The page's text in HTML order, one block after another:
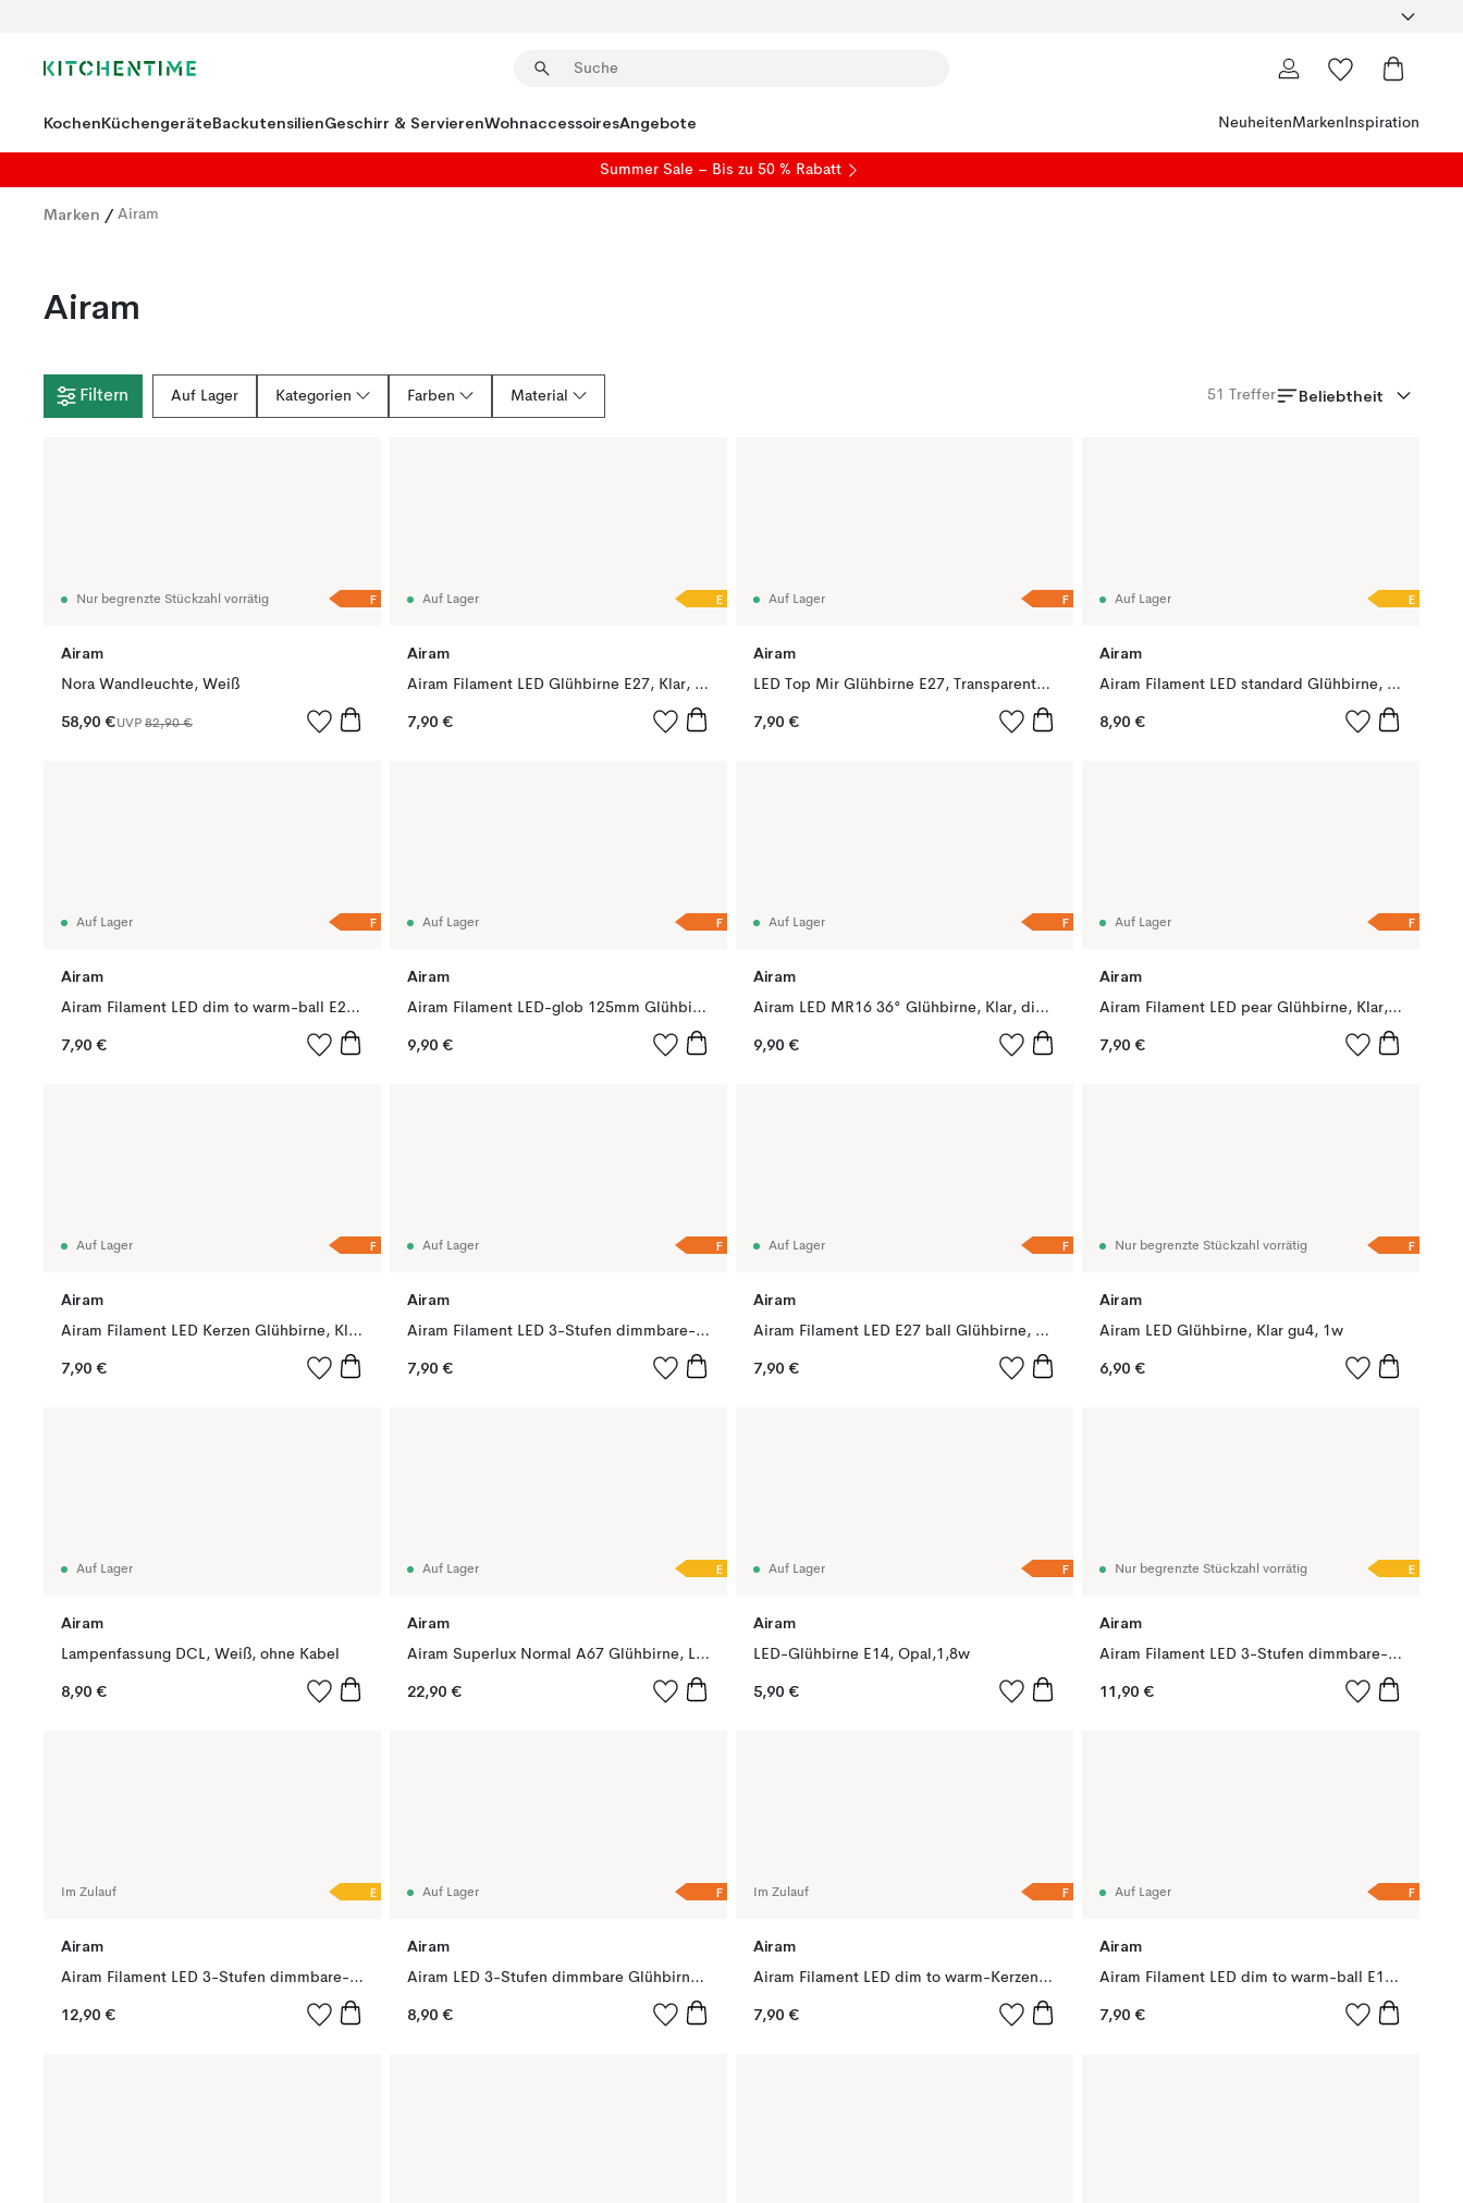
KochenKüchengeräteBackutensilienGeschirr & ServierenWohnaccessoiresAngebote NeuheitenMarken Inspiration
Summer Sale – Bis zu 50 % Rabatt
Marken / Airam
Airam
Filtern Auf Lager Kategorien Farben Material 51 Treffer Beliebtheit
F
Nur begrenzte Stückzahl vorrätig
Airam
Nora Wandleuchte, Weiß
58,90 €UVP 82,90 €
E
Auf Lager
Airam
Airam Filament LED Glühbirne E27, Klar, dimmbar, 2700K 806lm 7W
7,90 €
F
Auf Lager
Airam
LED Top Mir Glühbirne E27, Transparent/silber, 2700K 680lme 7W
7,90 €
E
Auf Lager
Airam
Airam Filament LED standard Glühbirne, Klar, mit Speicher e27, 7w
8,90 €
F
Auf Lager
Airam
Airam Filament LED dim to warm-ball E27 Glühbirne, Opal, p45 e27, 5w
7,90 €
F
Auf Lager
Airam
Airam Filament LED-glob 125mm Glühbirne, Klar, dimmbar e27, 4w
9,90 €
F
Auf Lager
Airam
Airam LED MR16 36° Glühbirne, Klar, dimmbar gu5.3, 5w
9,90 €
F
Auf Lager
Airam
Airam Filament LED pear Glühbirne, Klar, mit Speicher, t26 e14, 3w
7,90 €
F
Auf Lager
Airam
Airam Filament LED Kerzen Glühbirne, Klar, mit Speicher e14, 5w
7,90 €
F
Auf Lager
Airam
Airam Filament LED 3-Stufen dimmbare-ball Glühbirne, Klar, mit Speicher, p45 e14, 5w
7,90 €
F
Auf Lager
Airam
Airam Filament LED E27 ball Glühbirne, Klar, mit Speicher, p45 e27, 5w
7,90 €
F
Nur begrenzte Stückzahl vorrätig
Airam
Airam LED Glühbirne, Klar gu4, 1w
6,90 €
Auf Lager
Airam
Lampenfassung DCL, Weiß, ohne Kabel
8,90 €
E
Auf Lager
Airam
Airam Superlux Normal A67 Glühbirne, LED dimmbar E27 20W opal
22,90 €
F
Auf Lager
Airam
LED-Glühbirne E14, Opal,1,8w
5,90 €
E
Nur begrenzte Stückzahl vorrätig
Airam
Airam Filament LED 3-Stufen dimmbare-glob Glühbirne, Klar, mit Speicher, 95mm e27, 7w
11,90 €
E
Im Zulauf
Airam
Airam Filament LED 3-Stufen dimmbare-glob Glühbirne, Klar, mit Speicher, 125mm e27, 7w
12,90 €
F
Auf Lager
Airam
Airam LED 3-Stufen dimmbare Glühbirne, Transparent, mit Memory, Glaskörper, PAR16 40° GU10, 5W
8,90 €
F
Im Zulauf
Airam
Airam Filament LED dim to warm-Kerzen Glühbirne, Opal e14, 5w
7,90 €
F
Auf Lager
Airam
Airam Filament LED dim to warm-ball E14 Glühbirne, Opal, p45
7,90 €